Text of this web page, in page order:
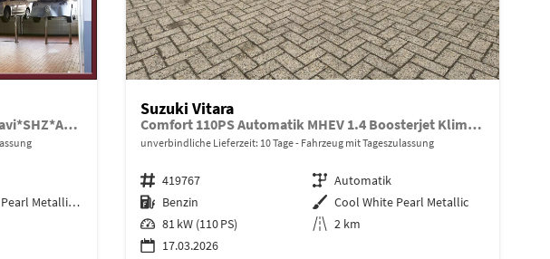
GL+ Comfort 1.4 MHEV AT Android Auto*Navi*SHZ*ACC*Kamera*Klimauto*LED*PrivacyGlas
Solar Yellow Pearl Metallic / Cosmic Black Pearl Metallic
Suzuki Vitara
Comfort 110PS Automatik MHEV 1.4 Boosterjet Klimaautomatik Sitzheizung Navi ACC PDC Rückf.Kamera Suzuki-Radio Apple CarPlay Android Auto Touchscreen 2xKeyless 17-LM
unverbindliche Lieferzeit: 10 Tage Fahrzeug mit Tageszulassung
Fahrzeugnr. 419767 Getriebe Automatik
Kraftstoff Benzin Außenfarbe Cool White Pearl Metallic
Leistung 81 kW (110 PS) Kilometerstand 2 km
17.03.2026